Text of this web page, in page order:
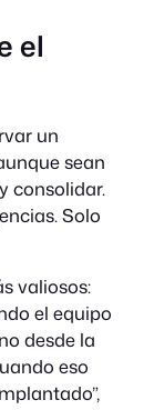
el
un
sean
consolidar.
Solo
valiosos:
el equipo
desde la
eso